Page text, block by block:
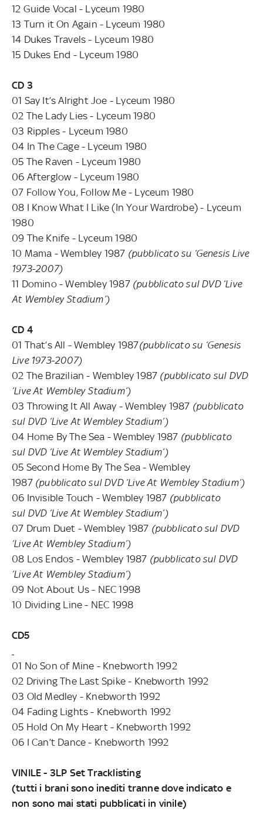
12 Guide Vocal - Lyceum 1980
13 Turn it On Again - Lyceum 1980
14 Dukes Travels - Lyceum 1980
15 Dukes End - Lyceum 1980
CD 3
01 Say It’s Alright Joe - Lyceum 1980
02 The Lady Lies - Lyceum 1980
03 Ripples - Lyceum 1980
04 In The Cage - Lyceum 1980
05 The Raven - Lyceum 1980
06 Afterglow - Lyceum 1980
07 Follow You, Follow Me - Lyceum 1980
08 I Know What I Like (In Your Wardrobe) - Lyceum
1980
09 The Knife - Lyceum 1980
10 Mama - Wembley 1987 (pubblicato su ‘Genesis Live
1973-2007)
11 Domino - Wembley 1987 (pubblicato sul DVD ‘Live
At Wembley Stadium’)
CD 4
01 That’s All - Wembley 1987(pubblicato su ‘Genesis
Live 1973-2007)
02 The Brazilian - Wembley 1987 (pubblicato sul DVD
‘Live At Wembley Stadium’)
03 Throwing It All Away - Wembley 1987 (pubblicato
sul DVD ‘Live At Wembley Stadium’)
04 Home By The Sea - Wembley 1987 (pubblicato
sul DVD ‘Live At Wembley Stadium’)
05 Second Home By The Sea - Wembley
1987 (pubblicato sul DVD ‘Live At Wembley Stadium’)
06 Invisible Touch - Wembley 1987 (pubblicato
sul DVD ‘Live At Wembley Stadium’)
07 Drum Duet - Wembley 1987 (pubblicato sul DVD
‘Live At Wembley Stadium’)
08 Los Endos - Wembley 1987 (pubblicato sul DVD
‘Live At Wembley Stadium’)
09 Not About Us - NEC 1998
10 Dividing Line - NEC 1998
CD5
01 No Son of Mine - Knebworth 1992
02 Driving The Last Spike - Knebworth 1992
03 Old Medley - Knebworth 1992
04 Fading Lights - Knebworth 1992
05 Hold On My Heart - Knebworth 1992
06 I Can’t Dance - Knebworth 1992
VINILE - 3LP Set Tracklisting
(tutti i brani sono inediti tranne dove indicato e
non sono mai stati pubblicati in vinile)